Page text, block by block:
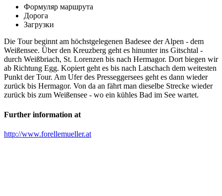
Формуляр маршрута
Дорога
Загрузки
Die Tour beginnt am höchstgelegenen Badesee der Alpen - dem
Weißensee. Über den Kreuzberg geht es hinunter ins Gitschtal -
durch Weißbriach, St. Lorenzen bis nach Hermagor. Dort biegen wir
ab Richtung Egg. Kopiert geht es bis nach Latschach dem weitesten
Punkt der Tour. Am Ufer des Presseggersees geht es dann wieder
zurück bis Hermagor. Von da an fährt man dieselbe Strecke wieder
zurück bis zum Weißensee - wo ein kühles Bad im See wartet.
Further information at
http://www.forellemueller.at